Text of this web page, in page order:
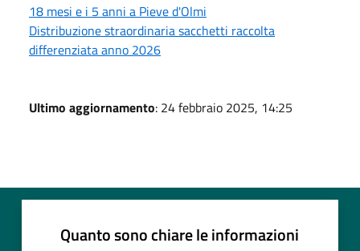
18 mesi e i 5 anni a Pieve d'Olmi
Distribuzione straordinaria sacchetti raccolta
differenziata anno 2026
Ultimo aggiornamento: 24 febbraio 2025, 14:25
Quanto sono chiare le informazioni